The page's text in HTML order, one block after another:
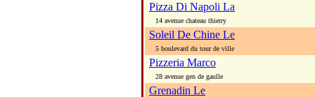
Pizza Di Napoli La
14 avenue chateau thierry
Soleil De Chine Le
5 boulevard du tour de ville
Pizzeria Marco
28 avenue gen de gaulle
Grenadin Le